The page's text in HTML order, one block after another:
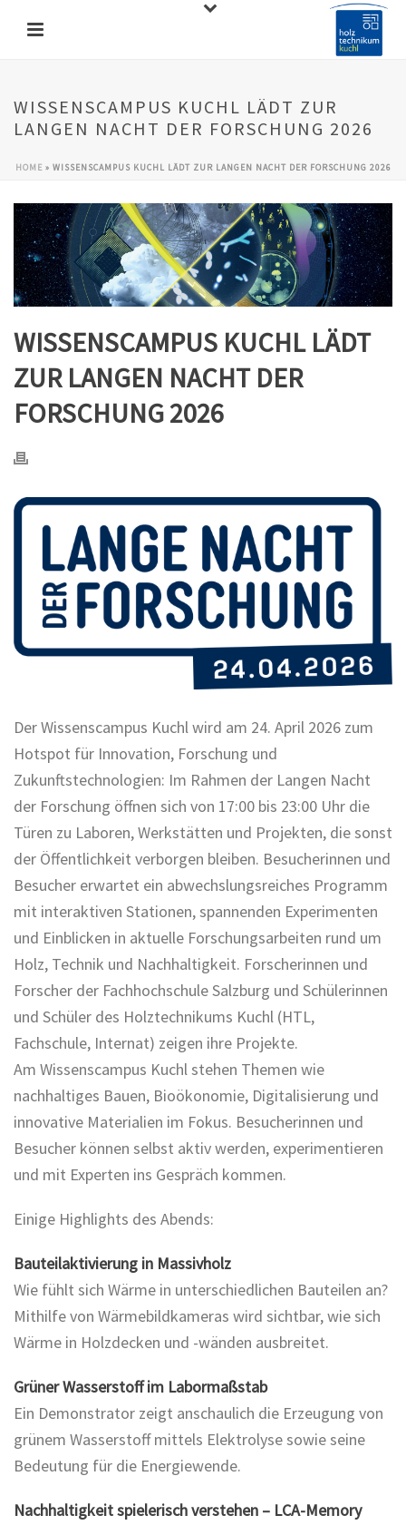
WISSENSCAMPUS KUCHL LÄDT ZUR
LANGEN NACHT DER FORSCHUNG 2026
HOME» WISSENSCAMPUS KUCHL LÄDT ZUR LANGEN NACHT DER FORSCHUNG 2026
WISSENSCAMPUS KUCHL LÄDT
ZUR LANGEN NACHT DER
FORSCHUNG 2026
Der Wissenscampus Kuchl wird am 24. April 2026 zum
Hotspot für Innovation, Forschung und
Zukunftstechnologien: Im Rahmen der Langen Nacht
der Forschung öffnen sich von 17:00 bis 23:00 Uhr die
Türen zu Laboren, Werkstätten und Projekten, die sonst
der Öffentlichkeit verborgen bleiben. Besucherinnen und
Besucher erwartet ein abwechslungsreiches Programm
mit interaktiven Stationen, spannenden Experimenten
und Einblicken in aktuelle Forschungsarbeiten rund um
Holz, Technik und Nachhaltigkeit. Forscherinnen und
Forscher der Fachhochschule Salzburg und Schülerinnen
und Schüler des Holztechnikums Kuchl (HTL,
Fachschule, Internat) zeigen ihre Projekte.
Am Wissenscampus Kuchl stehen Themen wie
nachhaltiges Bauen, Bioökonomie, Digitalisierung und
innovative Materialien im Fokus. Besucherinnen und
Besucher können selbst aktiv werden, experimentieren
und mit Experten ins Gespräch kommen.
Einige Highlights des Abends:
Bauteilaktivierung in Massivholz
Wie fühlt sich Wärme in unterschiedlichen Bauteilen an?
Mithilfe von Wärmebildkameras wird sichtbar, wie sich
Wärme in Holzdecken und -wänden ausbreitet.
Grüner Wasserstoff im Labormaßstab
Ein Demonstrator zeigt anschaulich die Erzeugung von
grünem Wasserstoff mittels Elektrolyse sowie seine
Bedeutung für die Energiewende.
Nachhaltigkeit spielerisch verstehen – LCA-Memory